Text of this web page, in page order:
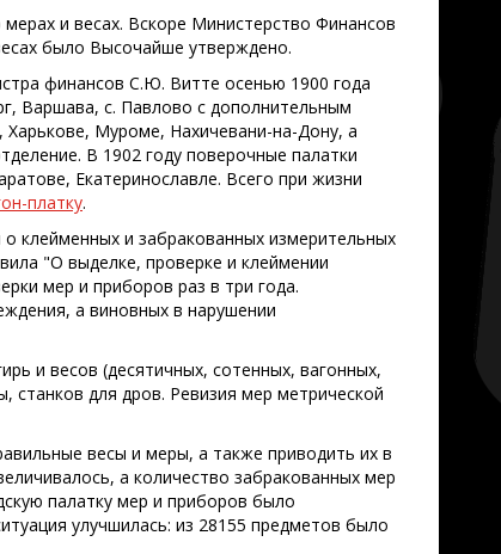
и весах. Вскоре Министерство Финансов
было Высочайше утверждено.
финансов С.Ю. Витте осенью 1900 года
Варшава, с. Павлово с дополнительным
Муроме, Нахичевани-на-Дону, а
В 1902 году поверочные палатки
Екатеринославле. Всего при жизни
платку.
клейменных и забракованных измерительных
"О выделке, проверке и клеймении
мер и приборов раз в три года.
а виновных в нарушении
и весов (десятичных, сотенных, вагонных,
станков для дров. Ревизия мер метрической
весы и меры, а также приводить их в
а количество забракованных мер
палатку мер и приборов было
улучшилась: из 28155 предметов было